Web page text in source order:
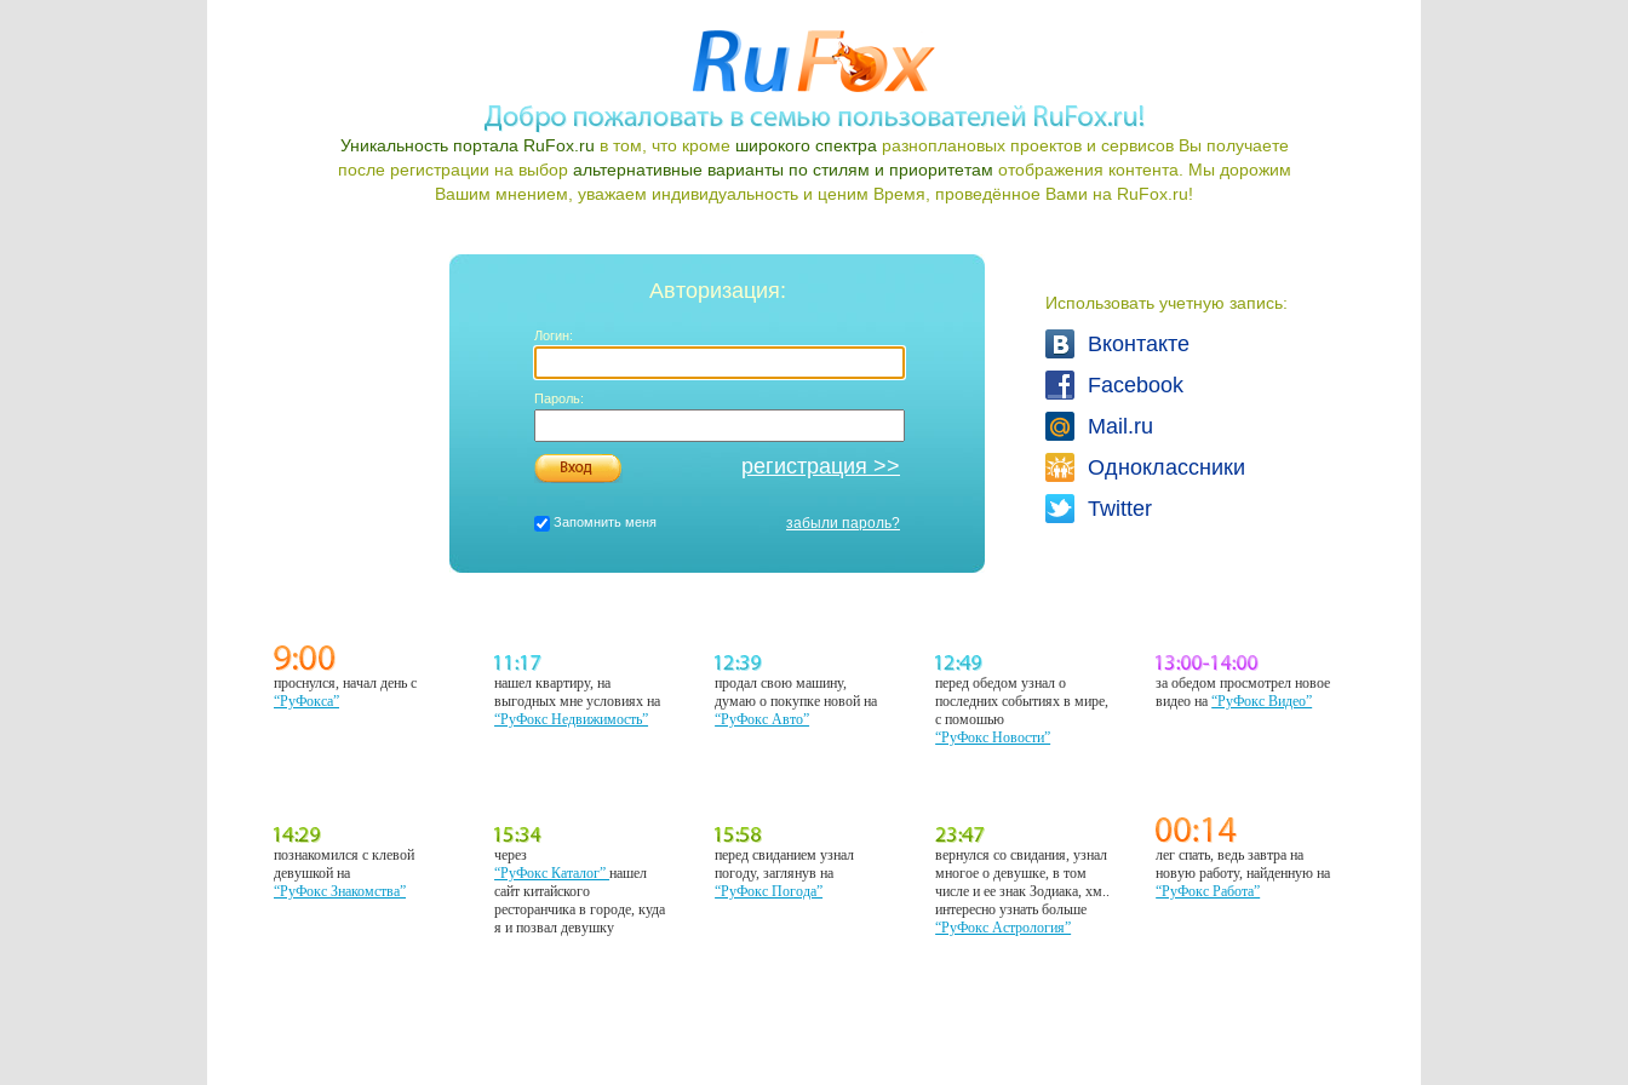
Уникальность портала RuFox.ru в том, что кроме широкого спектра разноплановых проектов и сервисов Вы получаете
после регистрации на выбор альтернативные варианты по стилям и приоритетам отображения контента. Мы дорожим
Вашим мнением, уважаем индивидуальность и ценим Время, проведённое Вами на RuFox.ru!
Использовать учетную запись:
Вконтакте
Facebook
Mail.ru
Одноклассники
Twitter
Авторизация:
Логин:
Пароль:
регистрация >>
Запомнить меня забыли пароль?
проснулся, начал день с
“РуФокса”
нашел квартиру, на
выгодных мне условиях на
“РуФокс Недвижимость”
продал свою машину,
думаю о покупке новой на
“РуФокс Авто”
перед обедом узнал о
последних событиях в мире,
с помошью
“РуФокс Новости”
за обедом просмотрел новое
видео на“РуФокс Видео”
познакомился с клевой
девушкой на
“РуФокс Знакомства”
через
“РуФокс Каталог”нашел
сайт китайского
ресторанчика в городе, куда
я и позвал девушку
перед свиданием узнал
погоду, заглянув на
“РуФокс Погода”
вернулся со свидания, узнал
многое о девушке, в том
числе и ее знак Зодиака, хм..
интересно узнать больше
“РуФокс Астрология”
лег спать, ведь завтра на
новую работу, найденную на
“РуФокс Работа”